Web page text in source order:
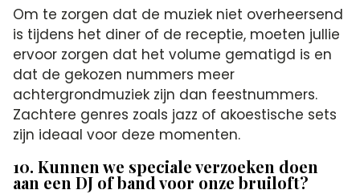
Om te zorgen dat de muziek niet overheersend
is tijdens het diner of de receptie, moeten jullie
ervoor zorgen dat het volume gematigd is en
dat de gekozen nummers meer
achtergrondmuziek zijn dan feestnummers.
Zachtere genres zoals jazz of akoestische sets
zijn ideaal voor deze momenten.
10. Kunnen we speciale verzoeken doen
aan een DJ of band voor onze bruiloft?